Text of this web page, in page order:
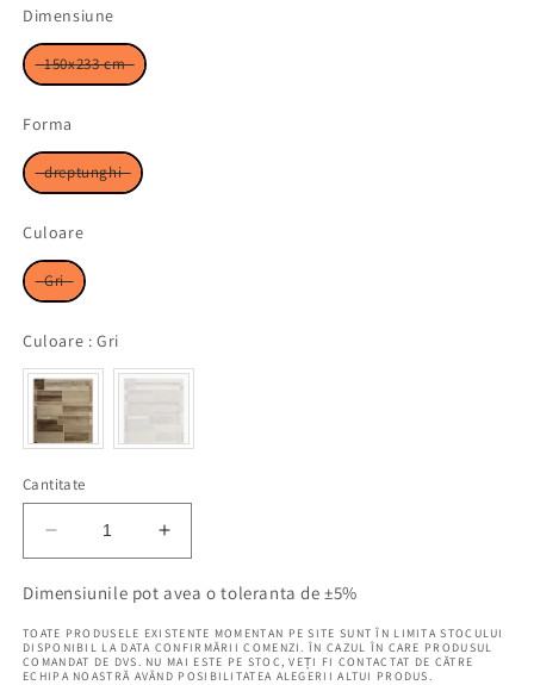
Dimensiune
150x233 cm
Forma
dreptunghi
CuloareCuloare
Gri
Culoare : GriCuloare
Cantitate
Reduceți
cantitatea
pentru
April
Strate
Creșteți
cantitatea
pentru
April
Strate
Dimensiunile pot avea o toleranta de ±5%
TOATE PRODUSELE EXISTENTE MOMENTAN PE SITE SUNT ÎN LIMITA STOCULUI
DISPONIBIL LA DATA CONFIRMĂRII COMENZI. ÎN CAZUL ÎN CARE PRODUSUL
COMANDAT DE DVS. NU MAI ESTE PE STOC, VEȚI FI CONTACTAT DE CĂTRE
ECHIPA NOASTRĂ AVÂND POSIBILITATEA ALEGERII ALTUI PRODUS.